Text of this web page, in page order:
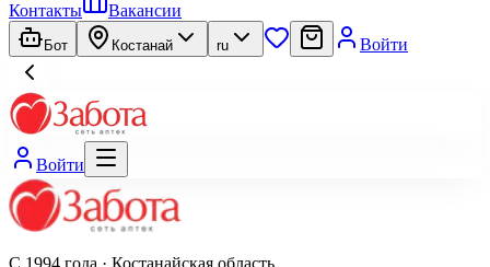
Контакты
Вакансии
Бот Костанай ru Войти
Войти
С 1994 года · Костанайская область